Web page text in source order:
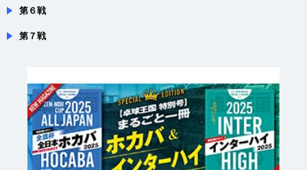
第６戦
第７戦